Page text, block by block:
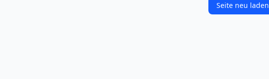
Seite neu laden